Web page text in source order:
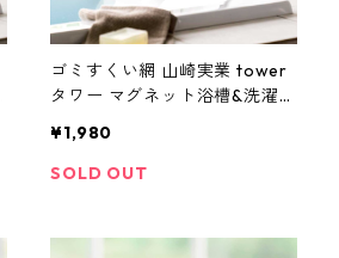
ゴミすくい網 山崎実業 tower
タワー マグネット浴槽&洗濯槽
ブラック
¥1,980
SOLD OUT